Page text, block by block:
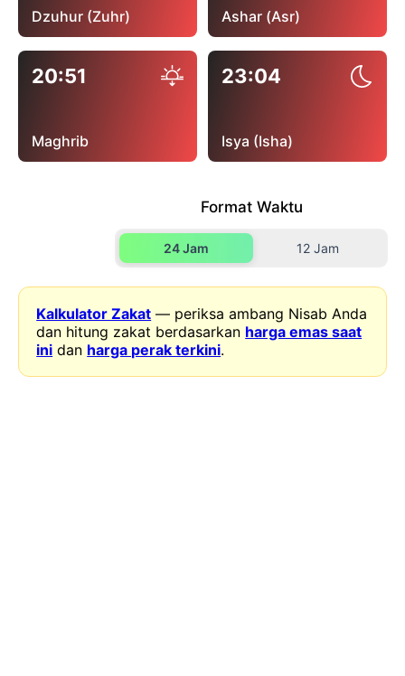
Dzuhur (Zuhr) Ashar (Asr)
20:51
Maghrib
23:04
Isya (Isha)
Format Waktu
24 Jam 12 Jam
Kalkulator Zakat — periksa ambang Nisab Anda
dan hitung zakat berdasarkan harga emas saat
ini dan harga perak terkini.